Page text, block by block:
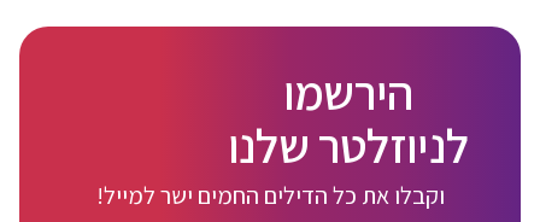
הירשמו
לניוזלטר שלנו
וקבלו את כל הדילים החמים ישר למייל!